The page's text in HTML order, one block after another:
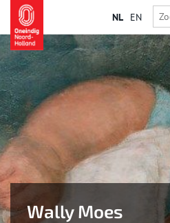
NL EN
Wally Moes